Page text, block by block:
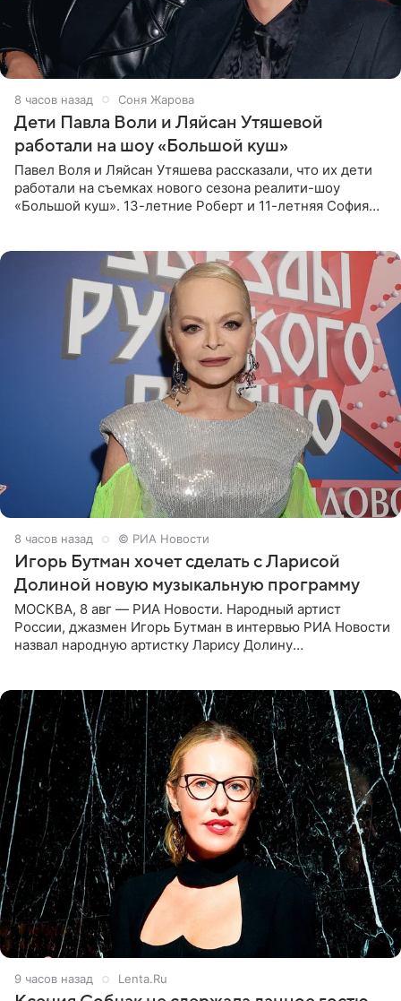
8 часов назад Соня Жарова
Дети Павла Воли и Ляйсан Утяшевой
работали на шоу «Большой куш»
Павел Воля и Ляйсан Утяшева рассказали, что их дети
работали на съемках нового сезона реалити-шоу
«Большой куш». 13-летние Роберт и 11-летняя София
8 часов назад © РИА Новости
Игорь Бутман хочет сделать с Ларисой
Долиной новую музыкальную программу
МОСКВА, 8 авг — РИА Новости. Народный артист
России, джазмен Игорь Бутман в интервью РИА Новости
назвал народную артистку Ларису Долину
9 часов назад Lenta.Ru